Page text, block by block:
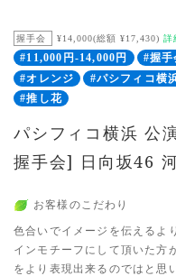
握手会 ¥14,000(総額 ¥17,430) 詳
#11,000円-14,000円 #握手
#オレンジ
#パシフィコ横
#推し花
パシフィコ横浜 公
握手会] 日向坂46
お客様のこだわり
色合いでイメージを伝えるよ
インモチーフにして頂いた方
をより表現出来るのではと思